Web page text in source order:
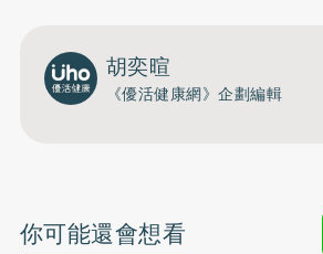
胡奕暄
《優活健康網》企劃編輯
你可能還會想看